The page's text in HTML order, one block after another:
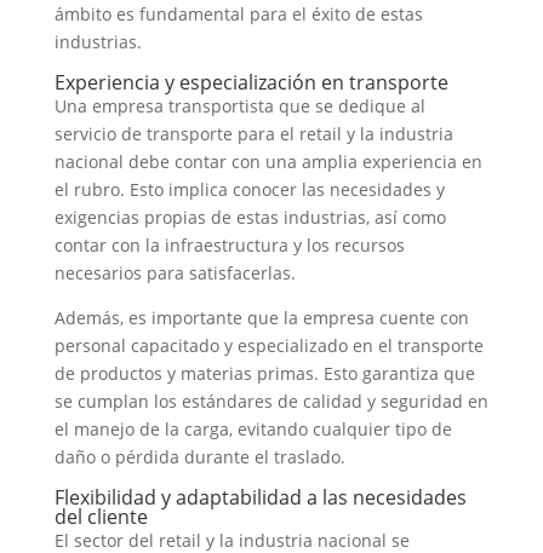
ámbito es fundamental para el éxito de estas
industrias.
Experiencia y especialización en transporte
Una empresa transportista que se dedique al
servicio de transporte para el retail y la industria
nacional debe contar con una amplia experiencia en
el rubro. Esto implica conocer las necesidades y
exigencias propias de estas industrias, así como
contar con la infraestructura y los recursos
necesarios para satisfacerlas.
Además, es importante que la empresa cuente con
personal capacitado y especializado en el transporte
de productos y materias primas. Esto garantiza que
se cumplan los estándares de calidad y seguridad en
el manejo de la carga, evitando cualquier tipo de
daño o pérdida durante el traslado.
Flexibilidad y adaptabilidad a las necesidades
del cliente
El sector del retail y la industria nacional se